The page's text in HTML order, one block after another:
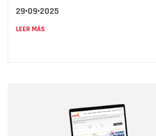
29•09•2025
LEER MÁS
Correo electrónico